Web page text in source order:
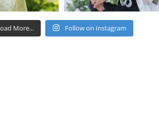
More... Follow on Instagram